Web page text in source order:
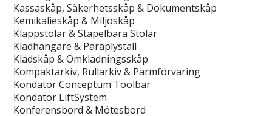
Kassaskåp, Säkerhetsskåp & Dokumentskåp
Kemikalieskåp & Miljöskåp
Klappstolar & Stapelbara Stolar
Klädhängare & Paraplyställ
Klädskåp & Omklädningsskåp
Kompaktarkiv, Rullarkiv & Pärmförvaring
Kondator Conceptum Toolbar
Kondator LiftSystem
Konferensbord & Mötesbord